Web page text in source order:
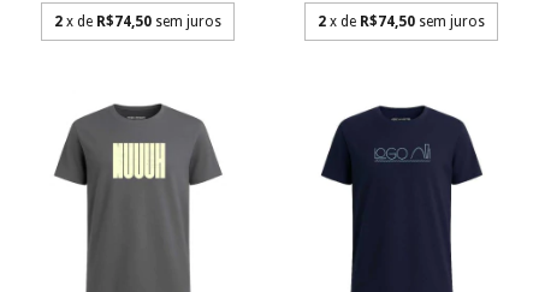
2 x de R$74,50 sem juros 2 x de R$74,50 sem juros